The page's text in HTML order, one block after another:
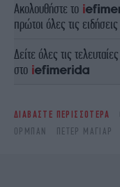
Ακολουθήστε το
πρώτοι όλες τις ειδήσεις
Δείτε όλες τις τελευταίες
στο
ΔΙΑΒΑΣΤΕ ΠΕΡΙΣΣΟΤΕΡΑ
ΌΡΜΠΑΝ
ΠΕΤΕΡ ΜΑΓΙΑΡ